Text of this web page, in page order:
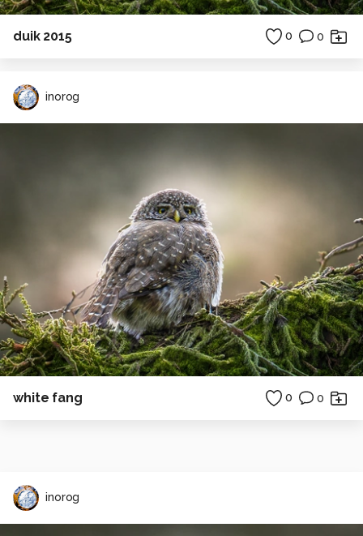
duik 2015 0 0
inorog
white fang 0 0
inorog